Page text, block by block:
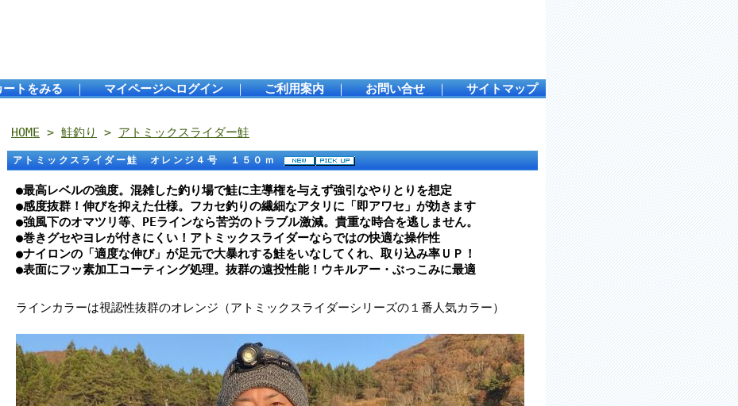
ートをみる ｜ マイページへログイン ｜ ご利用案内 ｜ お問い合せ ｜ サイトマップ
HOME > 鮭釣り > アトミックスライダー鮭
アトミックスライダー鮭 オレンジ４号 １５０ｍ
●最高レベルの強度。混雑した釣り場で鮭に主導権を与えず強引なやりとりを想定
●感度抜群！伸びを抑えた仕様。フカセ釣りの繊細なアタリに「即アワセ」が効きます
●強風下のオマツリ等、PEラインなら苦労のトラブル激減。貴重な時合を逃しません。
●巻きグセやヨレが付きにくい！アトミックスライダーならではの快適な操作性
●ナイロンの「適度な伸び」が足元で大暴れする鮭をいなしてくれ、取り込み率ＵＰ！
●表面にフッ素加工コーティング処理。抜群の遠投性能！ウキルアー・ぶっこみに最適
ラインカラーは視認性抜群のオレンジ（アトミックスライダーシリーズの１番人気カラー）